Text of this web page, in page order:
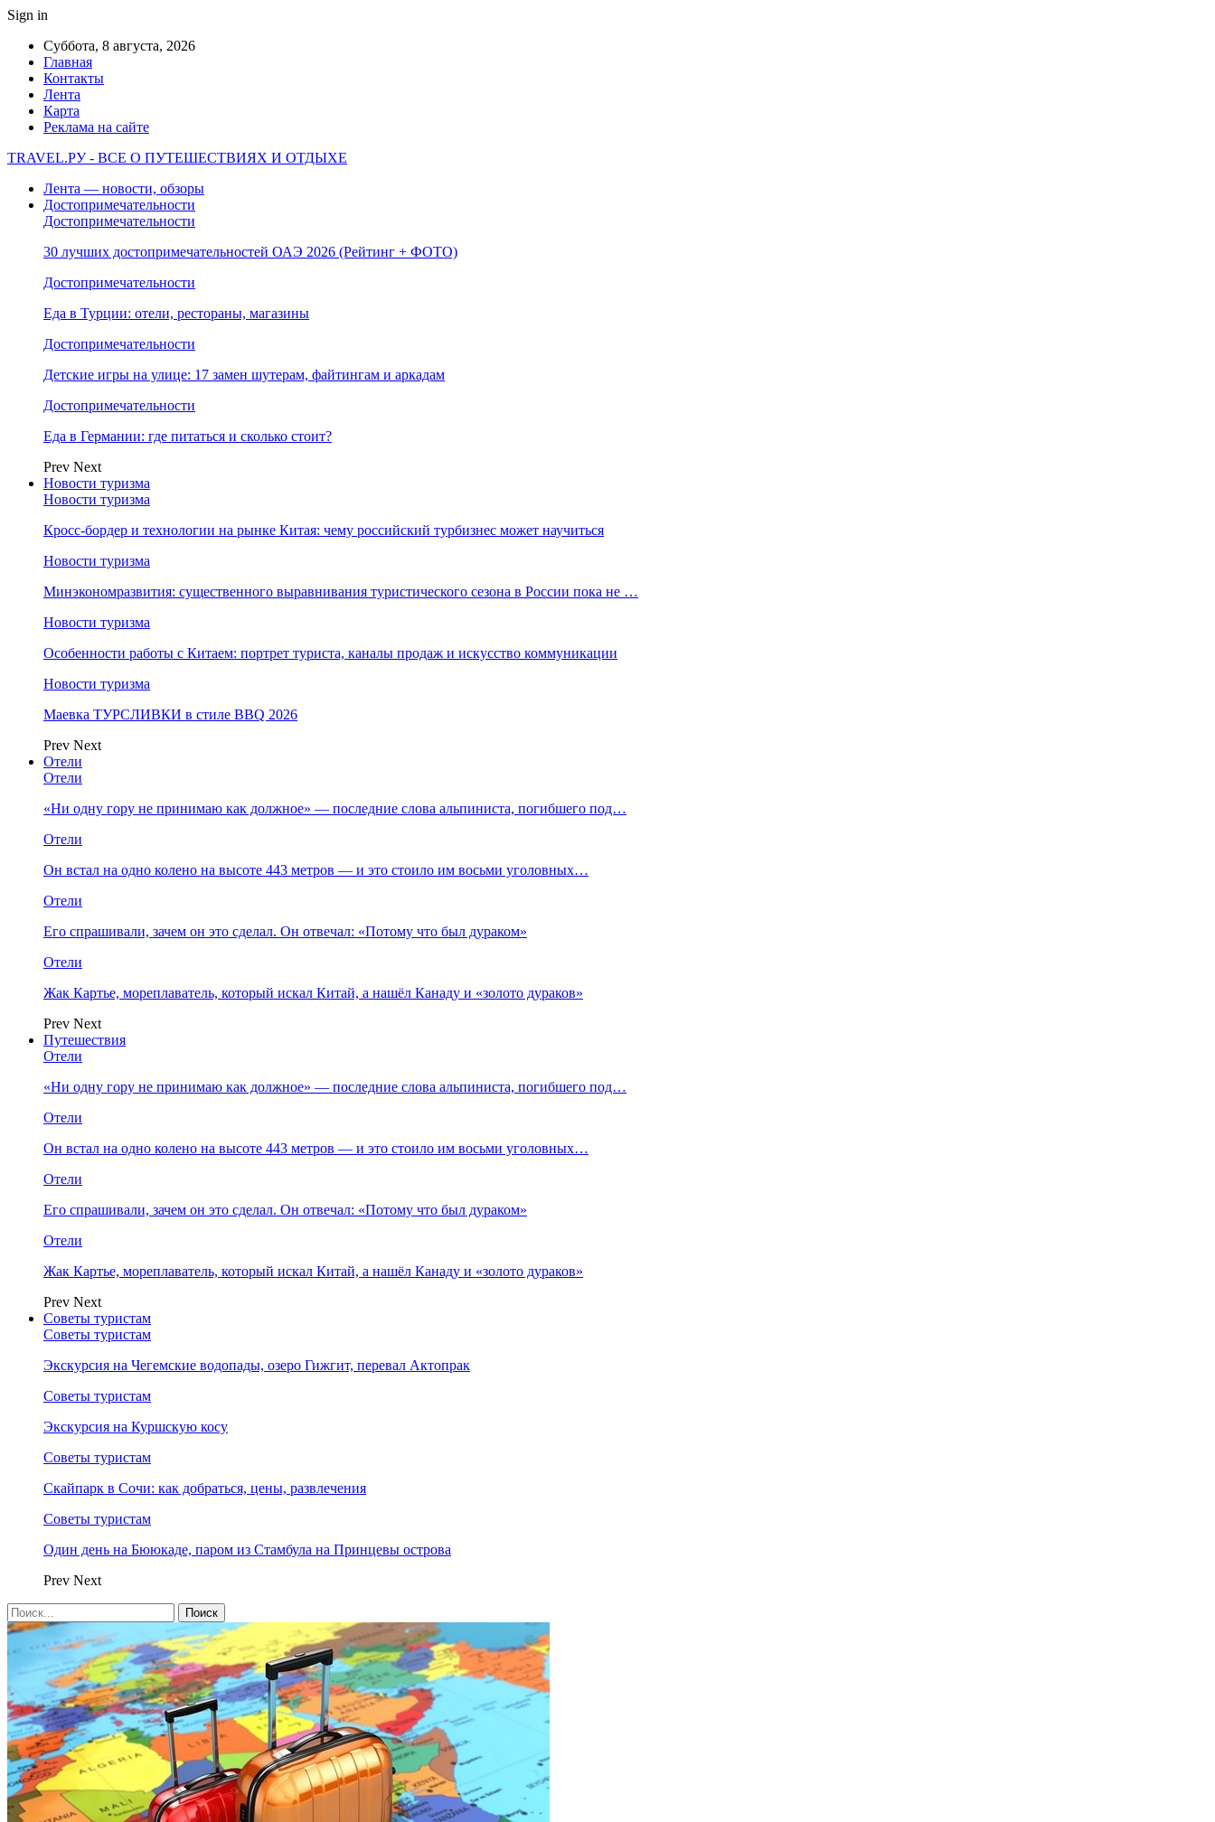
Sign in
Суббота, 8 августа, 2026
Главная
Контакты
Лента
Карта
Реклама на сайте
TRAVEL.РУ - ВСЕ О ПУТЕШЕСТВИЯХ И ОТДЫХЕ
Лента — новости, обзоры
Достопримечательности
Достопримечательности
30 лучших достопримечательностей ОАЭ 2026 (Рейтинг + ФОТО)
Достопримечательности
Еда в Турции: отели, рестораны, магазины
Достопримечательности
Детские игры на улице: 17 замен шутерам, файтингам и аркадам
Достопримечательности
Еда в Германии: где питаться и сколько стоит?
Prev Next
Новости туризма
Новости туризма
Кросс-бордер и технологии на рынке Китая: чему российский турбизнес может научиться
Новости туризма
Минэкономразвития: существенного выравнивания туристического сезона в России пока не …
Новости туризма
Особенности работы с Китаем: портрет туриста, каналы продаж и искусство коммуникации
Новости туризма
Маевка ТУРСЛИВКИ в стиле BBQ 2026
Prev Next
Отели
Отели
«Ни одну гору не принимаю как должное» — последние слова альпиниста, погибшего под…
Отели
Он встал на одно колено на высоте 443 метров — и это стоило им восьми уголовных…
Отели
Его спрашивали, зачем он это сделал. Он отвечал: «Потому что был дураком»
Отели
Жак Картье, мореплаватель, который искал Китай, а нашёл Канаду и «золото дураков»
Prev Next
Путешествия
Отели
«Ни одну гору не принимаю как должное» — последние слова альпиниста, погибшего под…
Отели
Он встал на одно колено на высоте 443 метров — и это стоило им восьми уголовных…
Отели
Его спрашивали, зачем он это сделал. Он отвечал: «Потому что был дураком»
Отели
Жак Картье, мореплаватель, который искал Китай, а нашёл Канаду и «золото дураков»
Prev Next
Советы туристам
Советы туристам
Экскурсия на Чегемские водопады, озеро Гижгит, перевал Актопрак
Советы туристам
Экскурсия на Куршскую косу
Советы туристам
Скайпарк в Сочи: как добраться, цены, развлечения
Советы туристам
Один день на Бююкаде, паром из Стамбула на Принцевы острова
Prev Next